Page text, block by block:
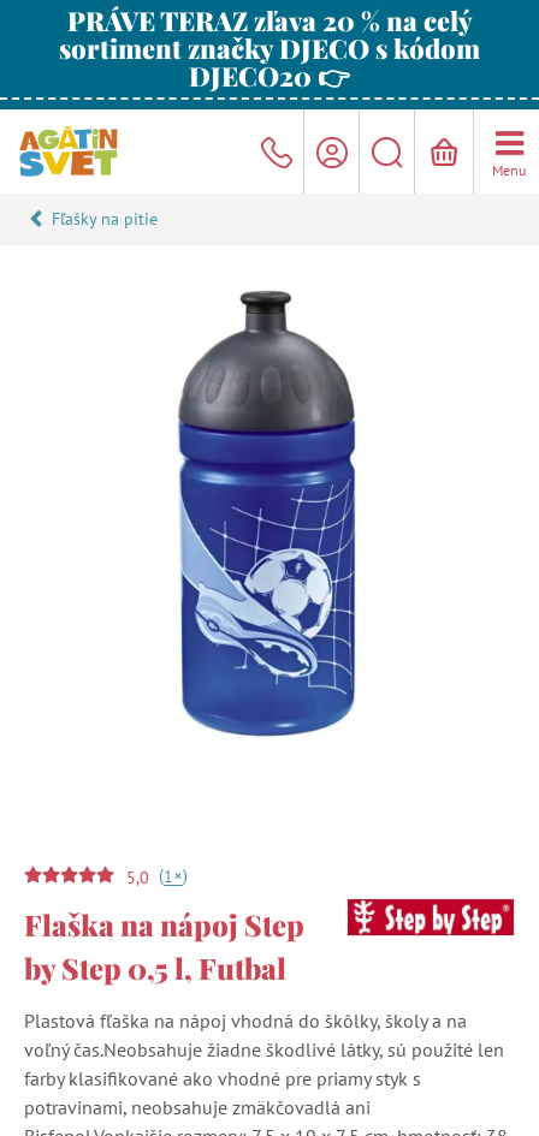
PRÁVE TERAZ zľava 20 % na celý
sortiment značky DJECO s kódom
DJECO20 👉
Menu
Fľašky na pitie
5,0 (1+)
Flaška na nápoj Step
by Step 0,5 l, Futbal
Plastová fľaška na nápoj vhodná do škôlky, školy a na
voľný čas.Neobsahuje žiadne škodlivé látky, sú použité len
farby klasifikované ako vhodné pre priamy styk s
potravinami, neobsahuje zmäkčovadlá ani